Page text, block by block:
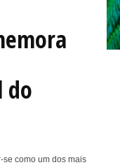
do
se como um dos mais